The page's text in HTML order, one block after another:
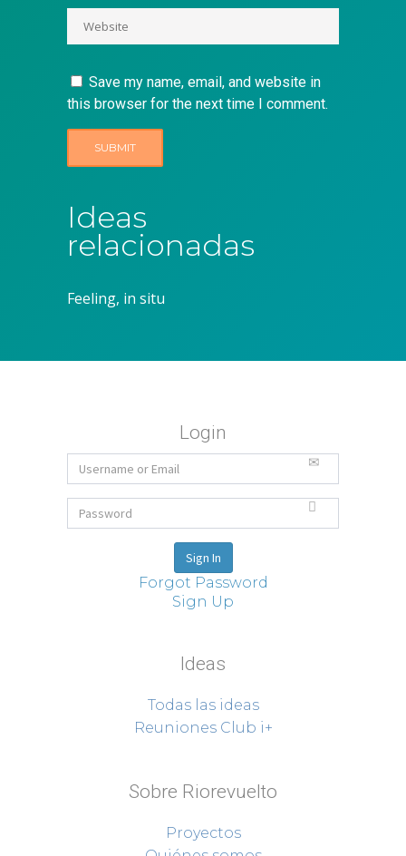
Save my name, email, and website in
this browser for the next time I comment.
Ideas
relacionadas
Feeling, in situ
Login
Forgot Password
Sign Up
Ideas
Todas las ideas
Reuniones Club i+
Sobre Riorevuelto
Proyectos